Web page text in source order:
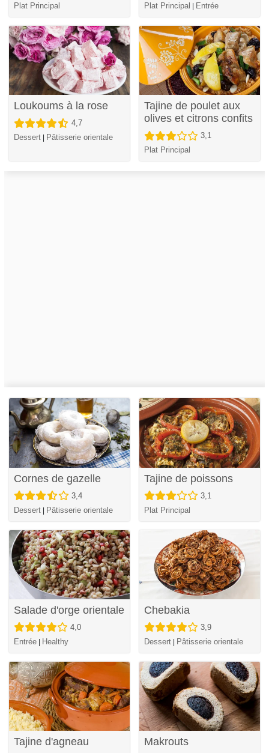
Plat Principal Plat Principal Entrée
Loukoums à la rose
4,7
Dessert
Pâtisserie orientale
Tajine de poulet aux
olives et citrons confits
3,1
Plat Principal
Cornes de gazelle
3,4
Dessert | Pâtisserie orientale
Tajine de poissons
3,1
Plat Principal
Salade d'orge orientale
4,0
Entrée | Healthy
Chebakia
3,9
Dessert | Pâtisserie orientale
Tajine d'agneau Makrouts